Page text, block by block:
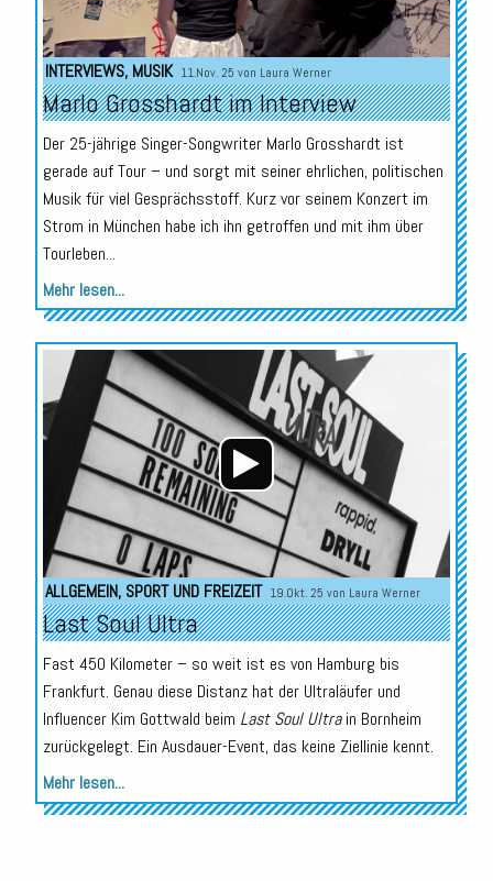
INTERVIEWS, MUSIK 11.Nov. 25 von Laura Werner
Marlo Grosshardt im Interview
Der 25-jährige Singer-Songwriter Marlo Grosshardt ist
gerade auf Tour – und sorgt mit seiner ehrlichen, politischen
Musik für viel Gesprächsstoff. Kurz vor seinem Konzert im
Strom in München habe ich ihn getroffen und mit ihm über
Tourleben...
Mehr lesen...
Audio-
Player
ALLGEMEIN, SPORT UND FREIZEIT 19.Okt. 25 von Laura Werner
Last Soul Ultra
Fast 450 Kilometer – so weit ist es von Hamburg bis
Frankfurt. Genau diese Distanz hat der Ultraläufer und
Influencer Kim Gottwald beim Last Soul Ultrain Bornheim
zurückgelegt. Ein Ausdauer-Event, das keine Ziellinie kennt.
Mehr lesen...